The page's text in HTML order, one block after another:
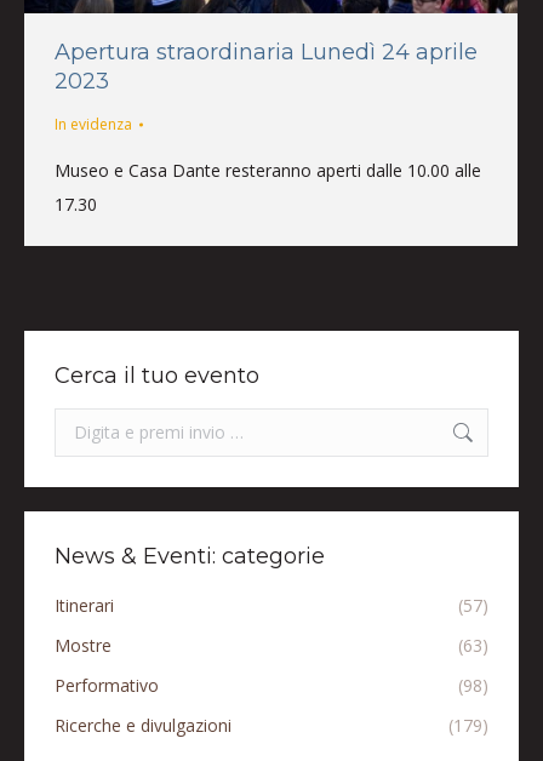
Apertura straordinaria Lunedì 24 aprile
2023
In evidenza
Museo e Casa Dante resteranno aperti dalle 10.00 alle
17.30
Cerca il tuo evento
Search:
News & Eventi: categorie
Itinerari
(57)
Mostre
(63)
Performativo
(98)
Ricerche e divulgazioni
(179)